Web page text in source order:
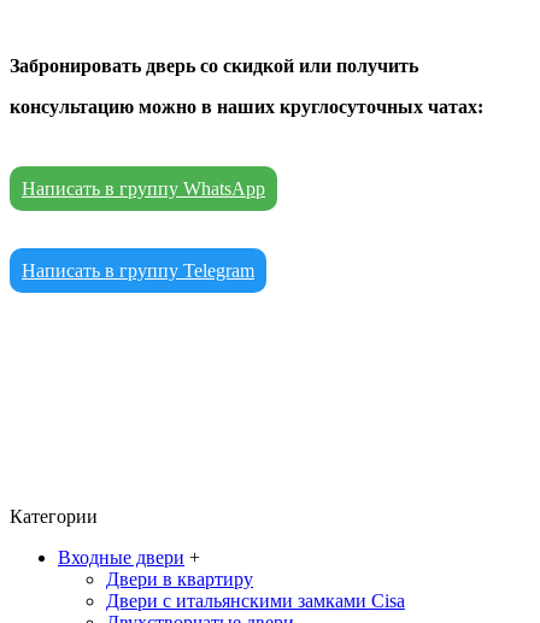
Забронировать дверь со скидкой или получить
консультацию можно в наших круглосуточных чатах:
Написать в группу WhatsApp
Написать в группу Telegram
Категории
Входные двери +
Двери в квартиру
Двери с итальянскими замками Cisa